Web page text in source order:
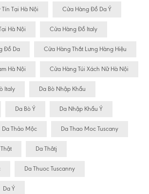
Tại Hà Nội Cửa Hàng Đồ Da Ý
Hà Nội Cửa Hàng Đồ Italy
Đồ Da Cửa Hàng Thắt Lưng Hàng Hiệu
Hà Nội Cửa Hàng Túi Xách Nữ Hà Nội
Italy Da Bò Nhập Khẩu
Da Bò Ý Da Nhập Khẩu Ý
Da Thảo Mộc Da Thao Moc Tuscany
Da Thâtj
Da Thuoc Tuscanny
Da Ý